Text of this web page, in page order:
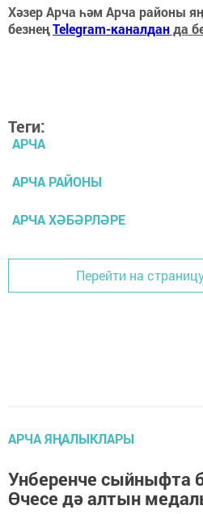
Хәзер Арча һәм Арча районы
безнеңTelegram-каналданда
Теги:
АРЧА
АРЧА РАЙОНЫ
АРЧА ХӘБӘРЛӘРЕ
Перейти на
АРЧА ЯҢАЛЫКЛАРЫ
Унберенче сыйныфта
Өчесе дә алтын